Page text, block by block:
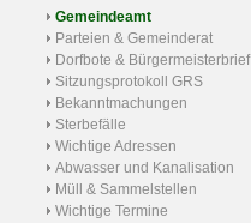
Gemeindeamt
Parteien & Gemeinderat
Dorfbote & Bürgermeisterbrief
Sitzungsprotokoll GRS
Bekanntmachungen
Sterbefälle
Wichtige Adressen
Abwasser und Kanalisation
Müll & Sammelstellen
Wichtige Termine